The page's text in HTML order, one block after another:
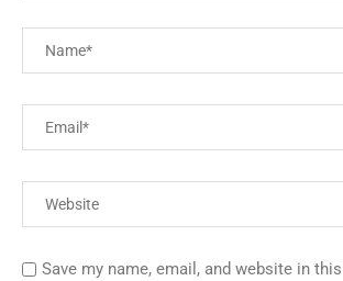
Save my name, email, and website in